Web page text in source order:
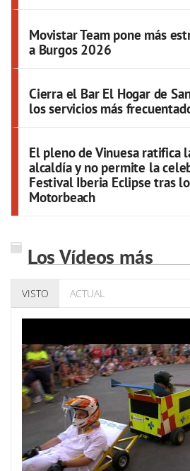
Movistar Team pone más
a Burgos 2026
Cierra el Bar El Hogar de
los servicios más
El pleno de Vinuesa ratifica
alcaldía y no permite la
Festival Iberia Eclipse tras
Motorbeach
Los Vídeos más
VISTO ACTUAL